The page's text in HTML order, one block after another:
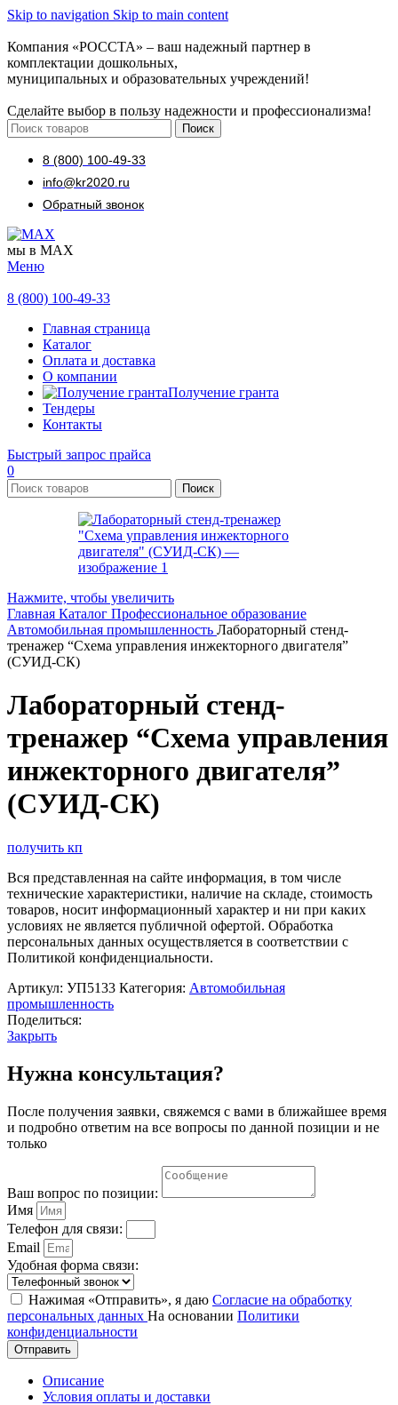
Skip to navigation Skip to main content
Компания «РОССТА» – ваш надежный партнер в
комплектации дошкольных,
муниципальных и образовательных учреждений!
Сделайте выбор в пользу надежности и профессионализма!
Поиск
8 (800) 100-49-33
info@kr2020.ru
Обратный звонок
мы в MAX
Меню
8 (800) 100-49-33
Главная страница
Каталог
Оплата и доставка
О компании
Получение гранта
Тендеры
Контакты
Быстрый запрос прайса
0
Поиск
Нажмите, чтобы увеличить
Главная Каталог Профессиональное образование
Автомобильная промышленность Лабораторный стенд-
тренажер “Схема управления инжекторного двигателя”
(СУИД-СК)
Лабораторный стенд-
тренажер “Схема управления
инжекторного двигателя”
(СУИД-СК)
получить кп
Вся представленная на сайте информация, в том числе
технические характеристики, наличие на складе, стоимость
товаров, носит информационный характер и ни при каких
условиях не является публичной офертой. Обработка
персональных данных осуществляется в соответствии с
Политикой конфиденциальности.
Артикул: УП5133 Категория: Автомобильная
промышленность
Поделиться:
Закрыть
Нужна консультация?
После получения заявки, свяжемся с вами в ближайшее время
и подробно ответим на все вопросы по данной позиции и не
только
Ваш вопрос по позиции:
Имя
Телефон для связи:
Email
Удобная форма связи:
Нажимая «Отправить», я даю Согласие на обработку
персональных данных На основании Политики
конфиденциальности
Отправить
Описание
Условия оплаты и доставки